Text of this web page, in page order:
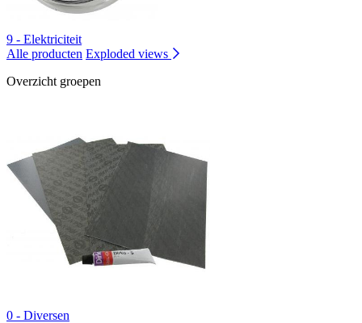
9 - Elektriciteit
Alle producten Exploded views
Overzicht groepen
0 - Diversen